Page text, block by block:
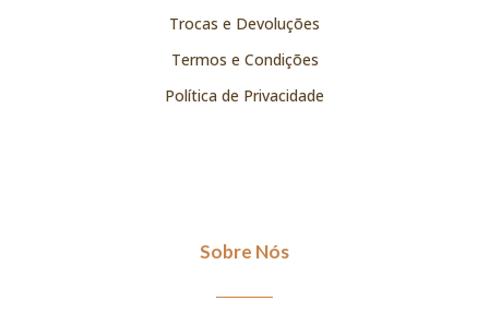
Trocas e Devoluções
Termos e Condições
Política de Privacidade
Sobre Nós